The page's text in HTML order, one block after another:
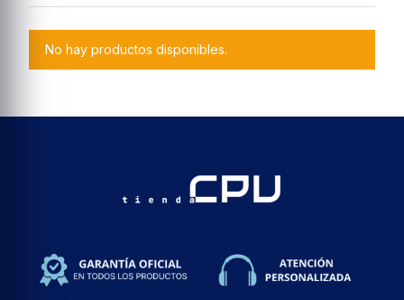
No hay productos disponibles.